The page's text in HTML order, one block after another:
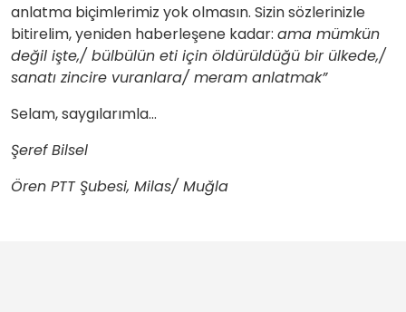
anlatma biçimlerimiz yok olmasın. Sizin sözlerinizle
bitirelim, yeniden haberleşene kadar: ama mümkün
değil işte,/ bülbülün eti için öldürüldüğü bir ülkede,/
sanatı zincire vuranlara/ meram anlatmak”
Selam, saygılarımla…
Şeref Bilsel
Ören PTT Şubesi, Milas/ Muğla